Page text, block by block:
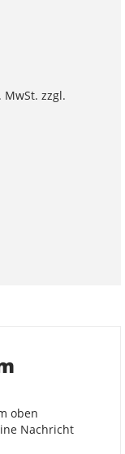
MwSt. zzgl.
oben
Nachricht